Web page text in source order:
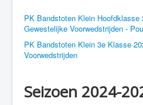
PK Bandstoten Klein Hoofdklasse
Gewestelijke Voorwedstrijden -
PK Bandstoten Klein 3e Klasse
Voorwedstrijden
Seizoen 2024-